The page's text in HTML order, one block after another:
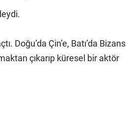
Doğu’da Çin’e, Batı’da Bizans
çıkarıp küresel bir aktör